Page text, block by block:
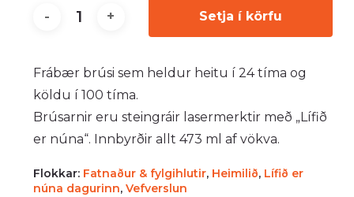
Setja í körfu
Frábær brúsi sem heldur heitu í 24 tíma og
köldu í 100 tíma.
Brúsarnir eru steingráir lasermerktir með „Lífið
er núna“. Innbyrðir allt 473 ml af vökva.
Flokkar: Fatnaður & fylgihlutir, Heimilið, Lífið er
núna dagurinn, Vefverslun